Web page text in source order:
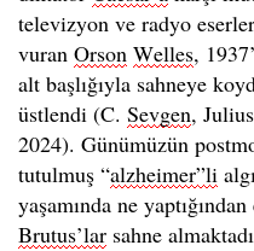
televizyon ve radyo
vuran Orson Welles,
alt başlığıyla sahneye
üstlendi (C. Sevgen, Julius
2024). Günümüzün
tutulmuş “alzheimer”li
yaşamında ne
Brutus’lar sahne